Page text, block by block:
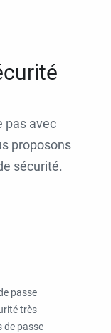
pas avec
proposons
sécurité.
passe
très
de passe